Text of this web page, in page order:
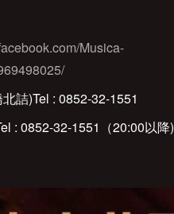
Musica-
詰)Tel : 0852-32-1551
: 0852-32-1551（20:00以降)